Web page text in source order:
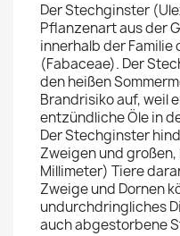
Der Stechginster
Pflanzenart aus der
innerhalb der
(Fabaceae). Der
den heißen
Brandrisiko auf, weil
entzündliche Öle in
Der Stechginster
Zweigen und
Millimeter) Tiere
Zweige und Dornen
undurchdringliches
auch abgestorbene